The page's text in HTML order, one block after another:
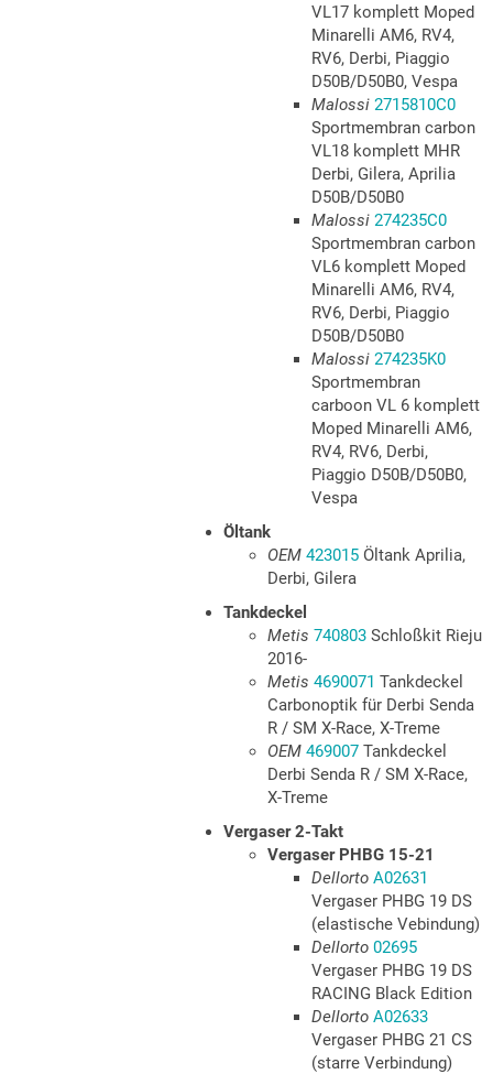
VL17 komplett Moped
Minarelli AM6, RV4,
RV6, Derbi, Piaggio
D50B/D50B0, Vespa
Malossi 2715810C0
Sportmembran carbon
VL18 komplett MHR
Derbi, Gilera, Aprilia
D50B/D50B0
Malossi 274235C0
Sportmembran carbon
VL6 komplett Moped
Minarelli AM6, RV4,
RV6, Derbi, Piaggio
D50B/D50B0
Malossi 274235K0
Sportmembran
carboon VL 6 komplett
Moped Minarelli AM6,
RV4, RV6, Derbi,
Piaggio D50B/D50B0,
Vespa
Öltank
OEM 423015Öltank Aprilia,
Derbi, Gilera
Tankdeckel
Metis 740803Schloßkit Rieju
2016-
Metis 4690071 Tankdeckel
Carbonoptik für Derbi Senda
R / SM X-Race, X-Treme
OEM 469007Tankdeckel
Derbi Senda R / SM X-Race,
X-Treme
Vergaser 2-Takt
Vergaser PHBG 15-21
Dellorto A02631
Vergaser PHBG 19 DS
(elastische Vebindung)
Dellorto 02695
Vergaser PHBG 19 DS
RACING Black Edition
Dellorto A02633
Vergaser PHBG 21 CS
(starre Verbindung)